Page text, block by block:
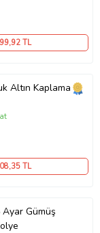
,92 TL
Altın Kaplama
,35 TL
Gümüş